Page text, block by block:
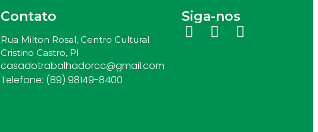
Contato
Rua Milton Rosal, Centro Cultural
Cristino Castro, PI
casadotrabalhadorcc@gmail.com
Telefone: (89) 98149-8400
Siga-nos